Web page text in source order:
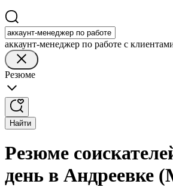
аккаунт-менеджер по работе с
Резюме
Найти
Резюме
день в Андреевке